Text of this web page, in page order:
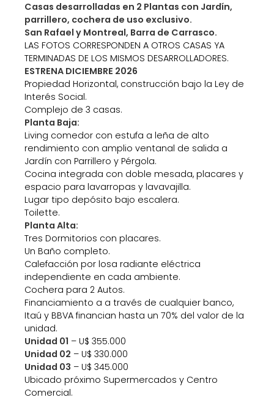
Casas desarrolladas en 2 Plantas con Jardín,
parrillero, cochera de uso exclusivo.
San Rafael y Montreal, Barra de Carrasco.
LAS FOTOS CORRESPONDEN A OTROS CASAS YA
TERMINADAS DE LOS MISMOS DESARROLLADORES.
ESTRENA DICIEMBRE 2026
Propiedad Horizontal, construcción bajo la Ley de
Interés Social.
Complejo de 3 casas.
Planta Baja:
Living comedor con estufa a leña de alto
rendimiento con amplio ventanal de salida a
Jardín con Parrillero y Pérgola.
Cocina integrada con doble mesada, placares y
espacio para lavarropas y lavavajilla.
Lugar tipo depósito bajo escalera.
Toilette.
Planta Alta:
Tres Dormitorios con placares.
Un Baño completo.
Calefacción por losa radiante eléctrica
independiente en cada ambiente.
Cochera para 2 Autos.
Financiamiento a a través de cualquier banco,
Itaú y BBVA financian hasta un 70% del valor de la
unidad.
Unidad 01 – U$ 355.000
Unidad 02 – U$ 330.000
Unidad 03 – U$ 345.000
Ubicado próximo Supermercados y Centro
Comercial.